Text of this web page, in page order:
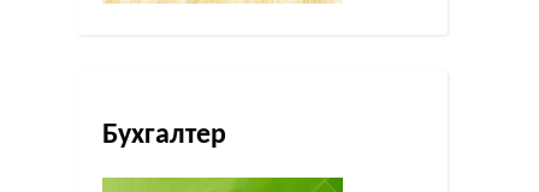
Бухгалтер